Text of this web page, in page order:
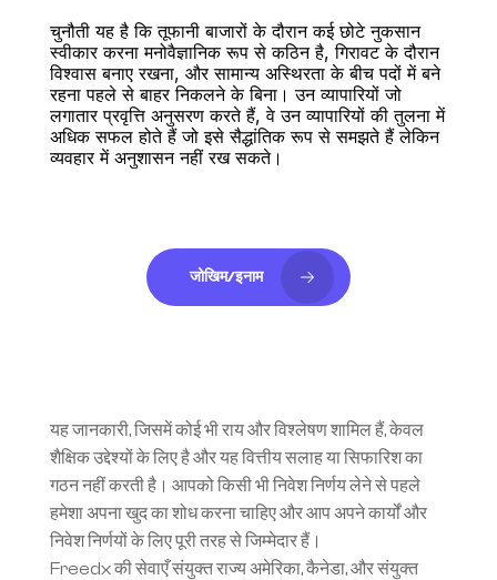
चुनौती यह है कि तूफानी बाजारों के दौरान कई छोटे नुकसान
स्वीकार करना मनोवैज्ञानिक रूप से कठिन है, गिरावट के दौरान
विश्वास बनाए रखना, और सामान्य अस्थिरता के बीच पदों में बने
रहना पहले से बाहर निकलने के बिना। उन व्यापारियों जो
लगातार प्रवृत्ति अनुसरण करते हैं, वे उन व्यापारियों की तुलना में
अधिक सफल होते हैं जो इसे सैद्धांतिक रूप से समझते हैं लेकिन
व्यवहार में अनुशासन नहीं रख सकते।
जोखिम/इनाम
यह जानकारी, जिसमें कोई भी राय और विश्लेषण शामिल हैं, केवल
शैक्षिक उद्देश्यों के लिए है और यह वित्तीय सलाह या सिफारिश का
गठन नहीं करती है। आपको किसी भी निवेश निर्णय लेने से पहले
हमेशा अपना खुद का शोध करना चाहिए और आप अपने कार्यों और
निवेश निर्णयों के लिए पूरी तरह से जिम्मेदार हैं।
Freedx की सेवाएँ संयुक्त राज्य अमेरिका, कैनेडा, और संयुक्त